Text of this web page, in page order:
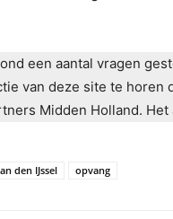
een aantal vragen
van deze site te
Midden Holland.
den IJssel opvang